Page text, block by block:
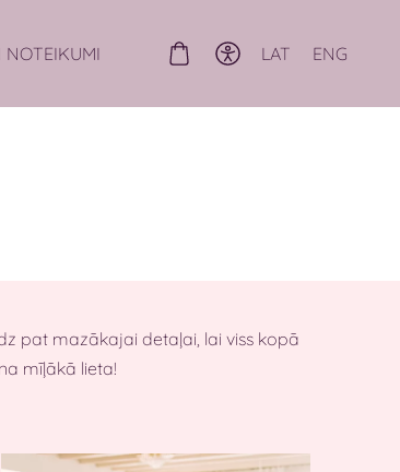
NOTEIKUMI LAT ENG
pat mazākajai detaļai, lai viss kopā
mīļākā lieta!